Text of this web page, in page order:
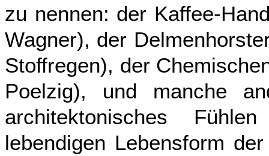
zu nennen: der Kaffee-
Wagner), der
Stoffregen), der
Poelzig), und manche
architektonisches
lebendigen Lebensform